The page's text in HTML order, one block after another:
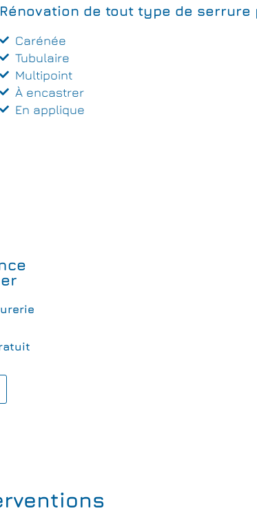
Rénovation de tout type de serrure
Carénée
Tubulaire
Multipoint
À encastrer
En applique